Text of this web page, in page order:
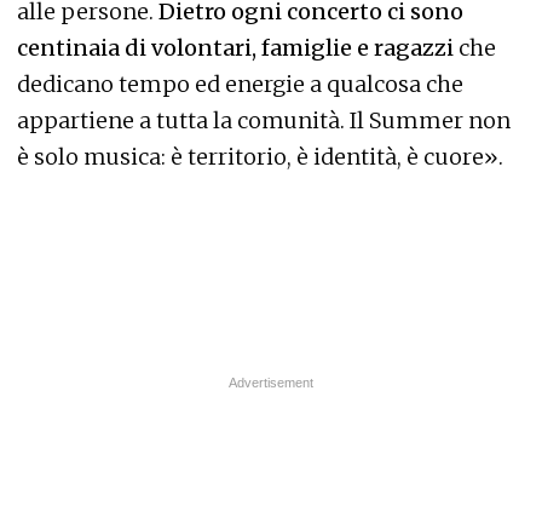
alle persone. Dietro ogni concerto ci sono
centinaia di volontari, famiglie e ragazzi che
dedicano tempo ed energie a qualcosa che
appartiene a tutta la comunità. Il Summer non
è solo musica: è territorio, è identità, è cuore».